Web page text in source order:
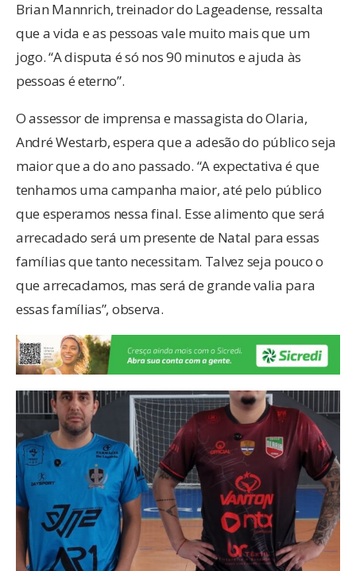
Brian Mannrich, treinador do Lageadense, ressalta
que a vida e as pessoas vale muito mais que um
jogo. “A disputa é só nos 90 minutos e ajuda às
pessoas é eterno”.
O assessor de imprensa e massagista do Olaria,
André Westarb, espera que a adesão do público seja
maior que a do ano passado. “A expectativa é que
tenhamos uma campanha maior, até pelo público
que esperamos nessa final. Esse alimento que será
arrecadado será um presente de Natal para essas
famílias que tanto necessitam. Talvez seja pouco o
que arrecadamos, mas será de grande valia para
essas famílias”, observa.